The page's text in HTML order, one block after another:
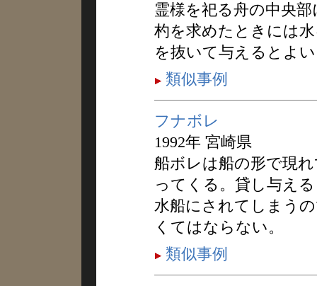
霊様を祀る舟の中央
杓を求めたときには
を抜いて与えるとよ
類似事例
フナボレ
1992年 宮崎県
船ボレは船の形で現
ってくる。貸し与え
水船にされてしまう
くてはならない。
類似事例